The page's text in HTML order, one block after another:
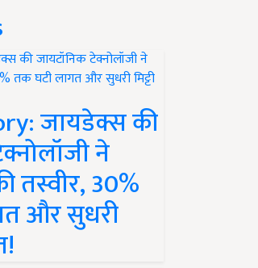
जायडेक्स की
ने
तस्वीर, 30%
और सुधरी